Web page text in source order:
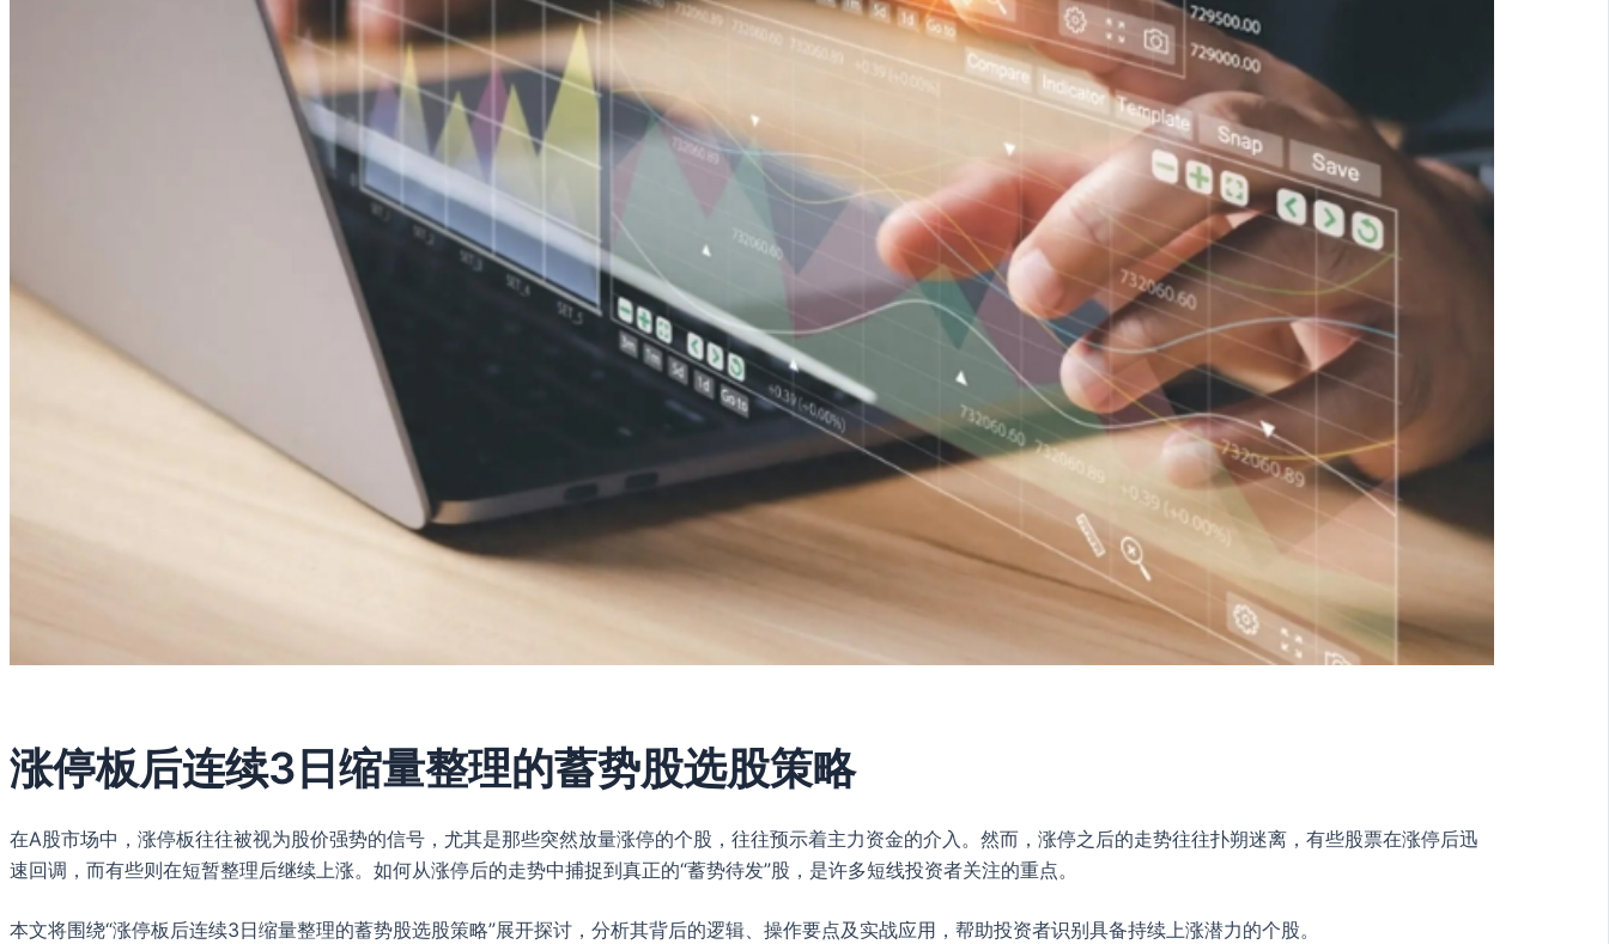
涨停板后连续3日缩量整理的蓄势股选股策略
在A股市场中，涨停板往往被视为股价强势的信号，尤其是那些突然放量涨停的个股，往往预示着主力资金的介入。然而，涨停之后的走势往往扑朔迷离，有些股票在涨停后迅
速回调，而有些则在短暂整理后继续上涨。如何从涨停后的走势中捕捉到真正的“蓄势待发”股，是许多短线投资者关注的重点。
本文将围绕“涨停板后连续3日缩量整理的蓄势股选股策略”展开探讨，分析其背后的逻辑、操作要点及实战应用，帮助投资者识别具备持续上涨潜力的个股。